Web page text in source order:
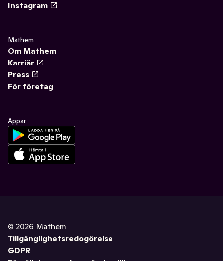
Instagram
Mathem
Om Mathem
Karriär
Press
För företag
Appar
© 2026 Mathem
Tillgänglighetsredogörelse
GDPR